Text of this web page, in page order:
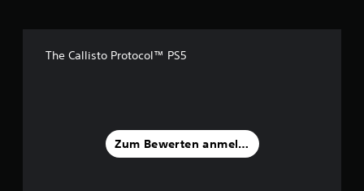
The Callisto Protocol™ PS5
Zum Bewerten anmelden